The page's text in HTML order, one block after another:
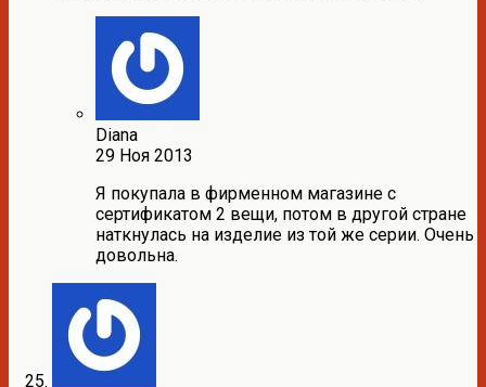
Diana
29 Ноя 2013
Я покупала в фирменном магазине с
сертификатом 2 вещи, потом в другой стране
наткнулась на изделие из той же серии. Очень
довольна.